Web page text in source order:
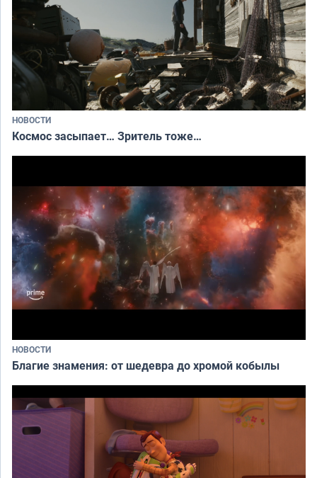
НОВОСТИ
Космос засыпает… Зритель тоже…
НОВОСТИ
Благие знамения: от шедевра до хромой кобылы